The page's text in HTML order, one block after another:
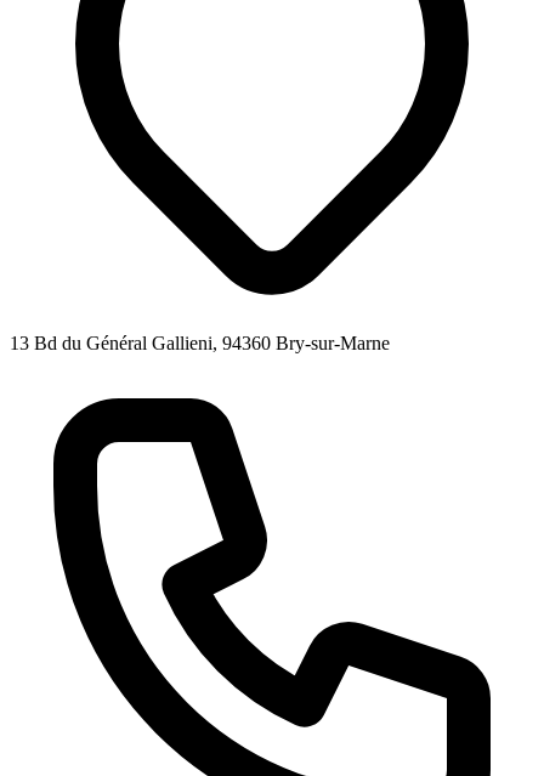
13 Bd du Général Gallieni, 94360 Bry-sur-Marne